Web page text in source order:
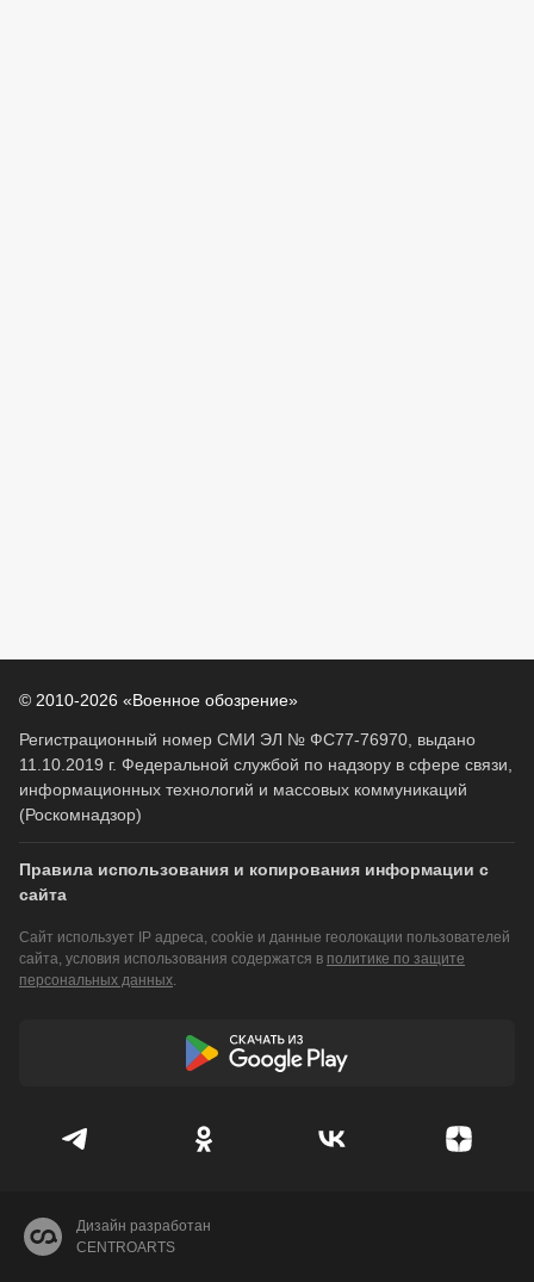
© 2010-2026 «Военное обозрение»
Регистрационный номер СМИ ЭЛ № ФС77-76970, выдано
11.10.2019 г. Федеральной службой по надзору в сфере связи,
информационных технологий и массовых коммуникаций
(Роскомнадзор)
Правила использования и копирования информации с
сайта
Сайт использует IP адреса, cookie и данные геолокации пользователей
сайта, условия использования содержатся в политике по защите
персональных данных.
Дизайн разработан
CENTROARTS